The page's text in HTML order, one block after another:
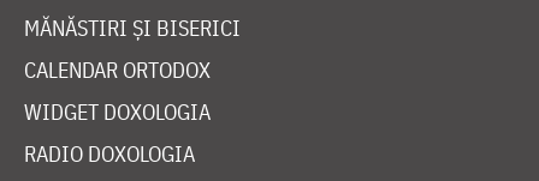
MĂNĂSTIRI ȘI BISERICI
CALENDAR ORTODOX
WIDGET DOXOLOGIA
RADIO DOXOLOGIA